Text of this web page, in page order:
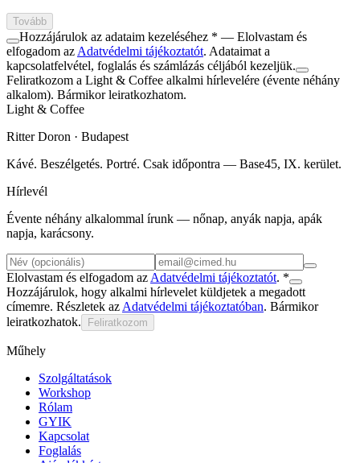
Tovább
Hozzájárulok az adataim kezeléséhez * — Elolvastam és
elfogadom az Adatvédelmi tájékoztatót. Adataimat a
kapcsolatfelvétel, foglalás és számlázás céljából kezeljük.
Feliratkozom a Light & Coffee alkalmi hírlevelére (évente néhány
alkalom). Bármikor leiratkozhatom.
Light & Coffee
Ritter Doron · Budapest
Kávé. Beszélgetés. Portré. Csak időpontra — Base45, IX. kerület.
Hírlevél
Évente néhány alkalommal írunk — nőnap, anyák napja, apák
napja, karácsony.
Elolvastam és elfogadom az Adatvédelmi tájékoztatót. *
Hozzájárulok, hogy alkalmi hírlevelet küldjetek a megadott
címemre. Részletek az Adatvédelmi tájékoztatóban. Bármikor
leiratkozhatok.
Feliratkozom
Műhely
Szolgáltatások
Workshop
Rólam
GYIK
Kapcsolat
Foglalás